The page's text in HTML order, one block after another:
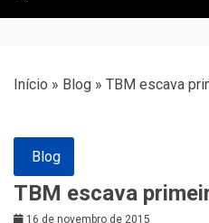
Início » Blog » TBM escava
Blog
TBM escava
16 de novembro de 2015